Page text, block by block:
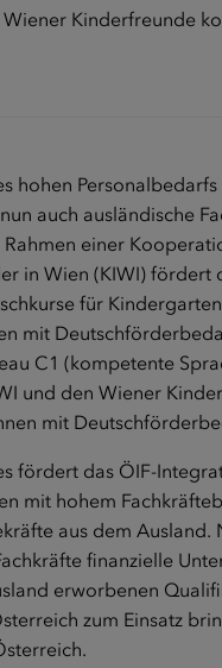
Wiener Kinderfreunde
hohen
auch ausländische
einer
in Wien (KIWI) fördert
für
mit
C1 (kompetente
und den Wiener
mit
fördert das ÖIF-
mit hohem
aus dem
finanzielle
erworbenen
zum Einsatz